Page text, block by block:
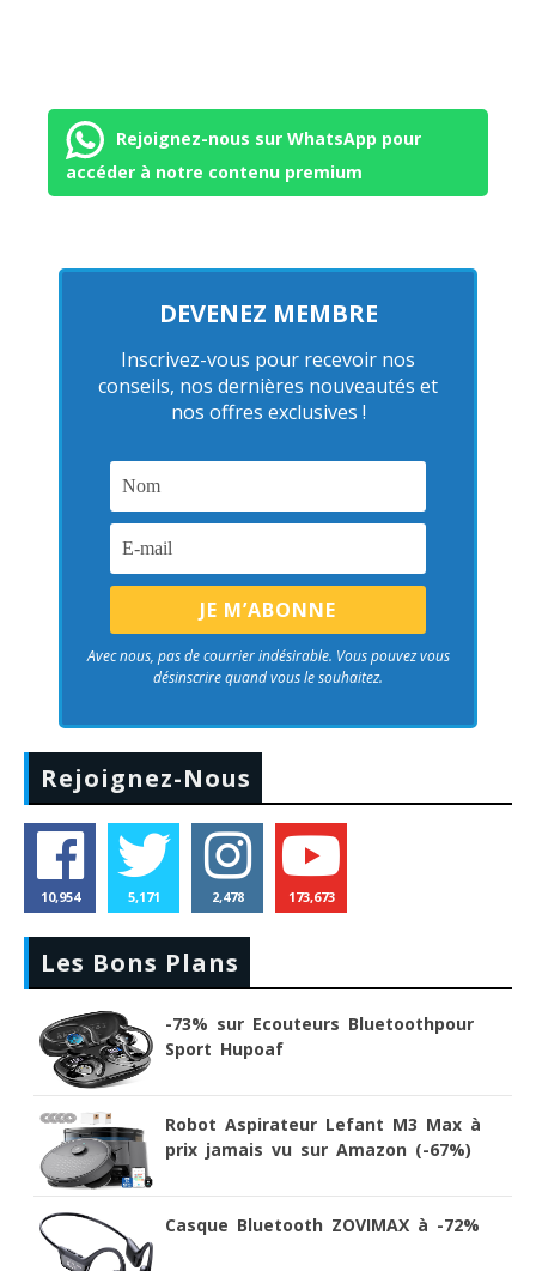
Rejoignez-nous sur WhatsApp pour
accéder à notre contenu premium
DEVENEZ MEMBRE
Inscrivez-vous pour recevoir nos
conseils, nos dernières nouveautés et
nos offres exclusives !
Avec nous, pas de courrier indésirable. Vous pouvez vous
désinscrire quand vous le souhaitez.
Rejoignez-Nous
10,954 5,171 2,478 173,673
Les Bons Plans
-73% sur Ecouteurs Bluetoothpour
Sport Hupoaf
Robot Aspirateur Lefant M3 Max à
prix jamais vu sur Amazon (-67%)
Casque Bluetooth ZOVIMAX à -72%